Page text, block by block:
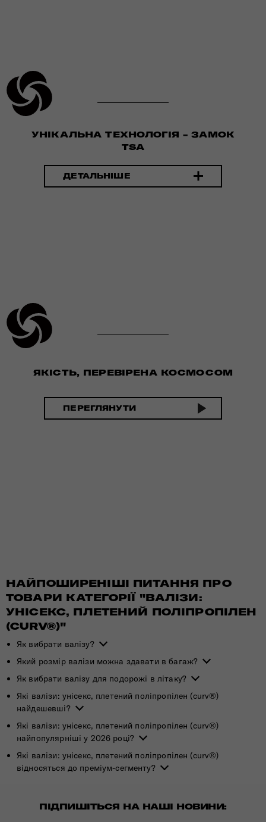
УНІКАЛЬНА ТЕХНОЛОГІЯ - ЗАМОК
TSA
ДЕТАЛЬНІШЕ
ЯКІСТЬ, ПЕРЕВІРЕНА КОСМОСОМ
ПЕРЕГЛЯНУТИ
НАЙПОШИРЕНІШІ ПИТАННЯ ПРО
ТОВАРИ КАТЕГОРІЇ "ВАЛІЗИ:
УНІСЕКС, ПЛЕТЕНИЙ ПОЛІПРОПІЛЕН
(CURV®)"
Як вибрати валізу?
Який розмір валізи можна здавати в багаж?
Як вибрати валізу для подорожі в літаку?
Які валізи: унісекс, плетений поліпропілен (curv®)
найдешевші?
Які валізи: унісекс, плетений поліпропілен (curv®)
найпопулярніші у 2026 році?
Які валізи: унісекс, плетений поліпропілен (curv®)
відносяться до преміум-сегменту?
ПІДПИШІТЬСЯ НА НАШІ НОВИНИ: